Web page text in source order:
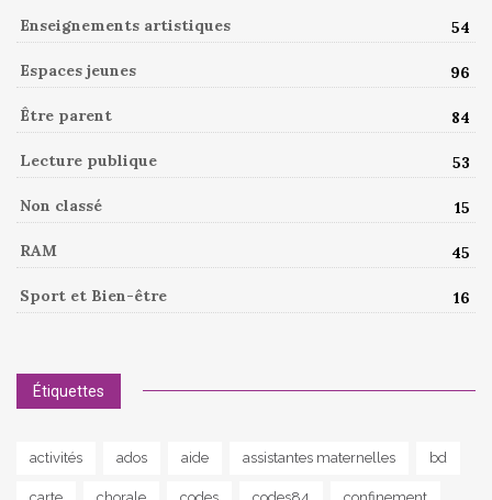
Enseignements artistiques 54
Espaces jeunes 96
Être parent 84
Lecture publique 53
Non classé 15
RAM 45
Sport et Bien-être 16
Étiquettes
activités ados aide assistantes maternelles bd